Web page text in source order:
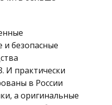
безопасные
И практически
в России
а оригинальные